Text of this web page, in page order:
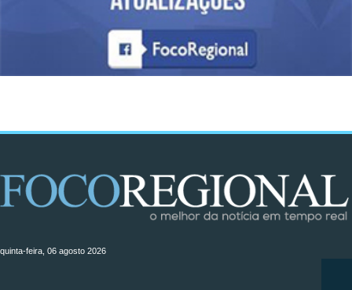
quinta-feira, 06 agosto 2026